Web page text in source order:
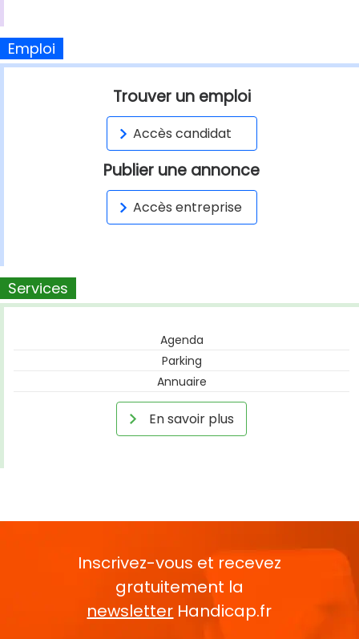
Emploi
Trouver un emploi
Accès candidat
Publier une annonce
Accès entreprise
Services
Agenda
Parking
Annuaire
En savoir plus
Inscrivez-vous et recevez
gratuitement la
newsletter Handicap.fr